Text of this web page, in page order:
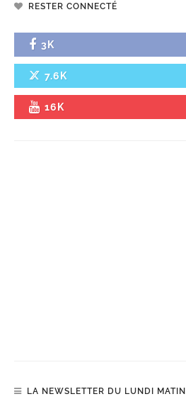
RESTER CONNECTÉ
3K
7.6K
16K
LA NEWSLETTER DU LUNDI MATIN